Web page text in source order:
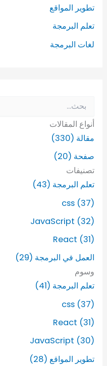
تطوير المواقع
تعلم البرمجة
لغات البرمجة
ب
ح
ع
:
أنواع المقالات
مقالة (330)
صفحة (20)
تصنيفات
تعلم البرمجة (43)
css (37)
JavaScript (32)
React (31)
العمل في البرمجة (29)
وسوم
تعلم البرمجة (41)
css (37)
React (31)
JavaScript (30)
تطوير المواقع (28)